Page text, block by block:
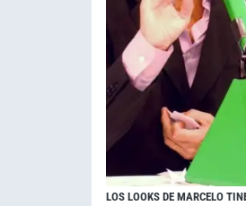
LOS LOOKS DE MARCELO